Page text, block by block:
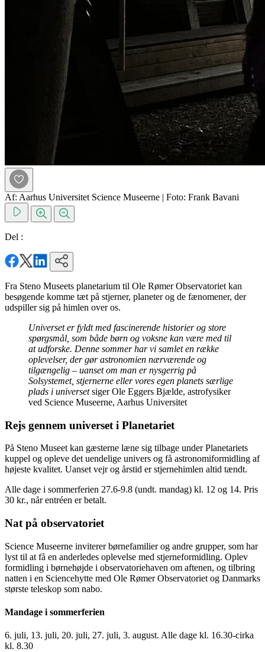
Af: Aarhus Universitet Science Museerne | Foto: Frank Bavani
Del :
Fra Steno Museets planetarium til Ole Rømer Observatoriet kan
besøgende komme tæt på stjerner, planeter og de fænomener, der
udspiller sig på himlen over os.
Universet er fyldt med fascinerende historier og store
spørgsmål, som både børn og voksne kan være med til
at udforske. Denne sommer har vi samlet en række
oplevelser, der gør astronomien nærværende og
tilgængelig – uanset om man er nysgerrig på
Solsystemet, stjernerne eller vores egen planets særlige
plads i universetsiger Ole Eggers Bjælde, astrofysiker
ved Science Museerne, Aarhus Universitet
Rejs gennem universet i Planetariet
På Steno Museet kan gæsterne læne sig tilbage under Planetariets
kuppel og opleve det uendelige univers og få astronomiformidling af
højeste kvalitet. Uanset vejr og årstid er stjernehimlen altid tændt.
Alle dage i sommerferien 27.6-9.8 (undt. mandag) kl. 12 og 14. Pris
30 kr., når entréen er betalt.
Nat på observatoriet
Science Museerne inviterer børnefamilier og andre grupper, som har
lyst til at få en anderledes oplevelse med stjerneformidling. Oplev
formidling i børnehøjde i observatoriehaven om aftenen, og tilbring
natten i en Sciencehytte med Ole Rømer Observatoriet og Danmarks
største teleskop som nabo.
Mandage i sommerferien
6. juli, 13. juli, 20. juli, 27. juli, 3. august. Alle dage kl. 16.30-cirka
kl. 8.30